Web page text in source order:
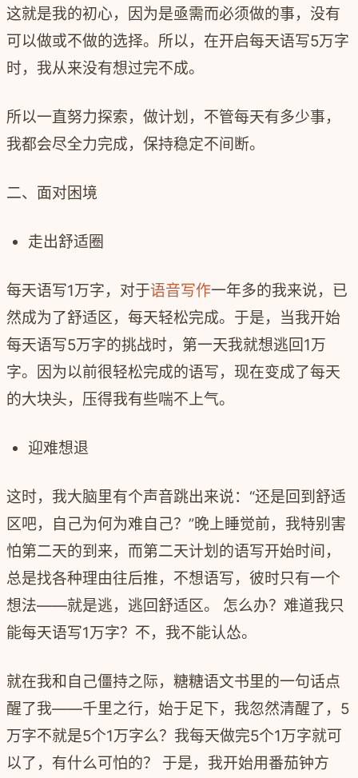
这就是我的初心，因为是亟需而必须做的事，没有
可以做或不做的选择。所以，在开启每天语写5万字
时，我从来没有想过完不成。
所以一直努力探索，做计划，不管每天有多少事，
我都会尽全力完成，保持稳定不间断。
二、面对困境
走出舒适圈
每天语写1万字，对于语音写作一年多的我来说，已
然成为了舒适区，每天轻松完成。于是，当我开始
每天语写5万字的挑战时，第一天我就想逃回1万
字。因为以前很轻松完成的语写，现在变成了每天
的大块头，压得我有些喘不上气。
迎难想退
这时，我大脑里有个声音跳出来说：“还是回到舒适
区吧，自己为何为难自己？”晚上睡觉前，我特别害
怕第二天的到来，而第二天计划的语写开始时间，
总是找各种理由往后推，不想语写，彼时只有一个
想法——就是逃，逃回舒适区。 怎么办？难道我只
能每天语写1万字？不，我不能认怂。
就在我和自己僵持之际，糖糖语文书里的一句话点
醒了我——千里之行，始于足下，我忽然清醒了，5
万字不就是5个1万字么？我每天做完5个1万字就可
以了，有什么可怕的？ 于是，我开始用番茄钟方